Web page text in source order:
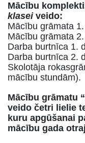
Mācību
klaseiveido:
Mācību grāmata
Mācību grāmata
Darba burtnīca 1.
Darba burtnīca 2.
Skolotāja
mācību stundām).
Mācību grāmatu “
veido četri lielie
kuru apgūšanai
mācību gada